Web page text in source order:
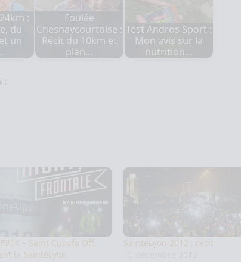
:
du
un
Foulée
Chesnaycourtoise :
Récit du 10km et
plan…
Test Andros Sport :
Mon avis sur la
nutrition…
!
– Saint Cucufa Off,
la SaintéLyon
SaintéLyon 2012 : récit